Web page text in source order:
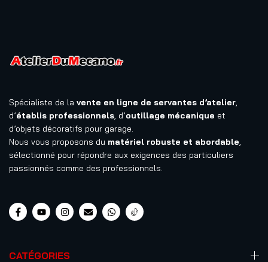
Spécialiste de la vente en ligne de servantes d’atelier,
d’établis professionnels, d’outillage mécanique et
d’objets décoratifs pour garage.
Nous vous proposons du matériel robuste et abordable,
sélectionné pour répondre aux exigences des particuliers
passionnés comme des professionnels.
CATÉGORIES